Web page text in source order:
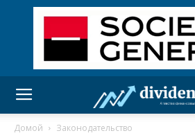
Домой Законодательство